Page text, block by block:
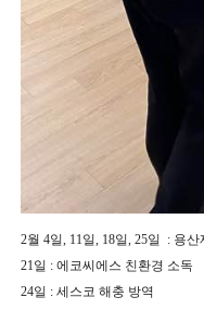
2월 4일, 11일, 18일, 25일 : 용
21일 : 에코씨에스 친환경 소독
24일 : 세스코 해충 방역